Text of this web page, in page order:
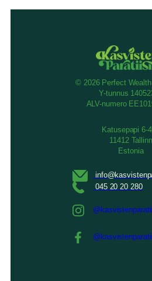
© 2026 Perfect
Y-tunnus
ALV-numero
Katusepapi 6-
11412 Tallinn
Estonia